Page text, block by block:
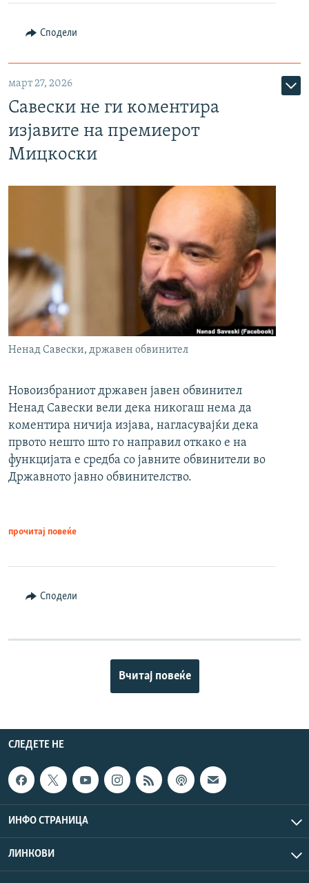
Сподели
март 27, 2026
Савески не ги коментира
изјавите на премиерот
Мицкоски
Ненад Савески, државен обвинител
Новоизбраниот државен јавен обвинител
Ненад Савески вели дека никогаш нема да
коментира ничија изјава, нагласувајќи дека
првото нешто што го направил откако е на
функцијата е средба со јавните обвинители во
Државното јавно обвинителство.
прочитај повеќе
Сподели
Вчитај повеќе
СЛЕДЕТЕ НЕ
ИНФО СТРАНИЦА
ЛИНКОВИ